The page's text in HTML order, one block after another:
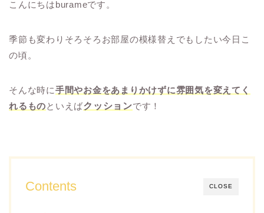
こんにちはburameです。
季節も変わりそろそろお部屋の模様替えでもしたい今日こ
の頃。
そんな時に手間やお金をあまりかけずに雰囲気を変えてく
れるものといえばクッションです！
CLOSE
Contents